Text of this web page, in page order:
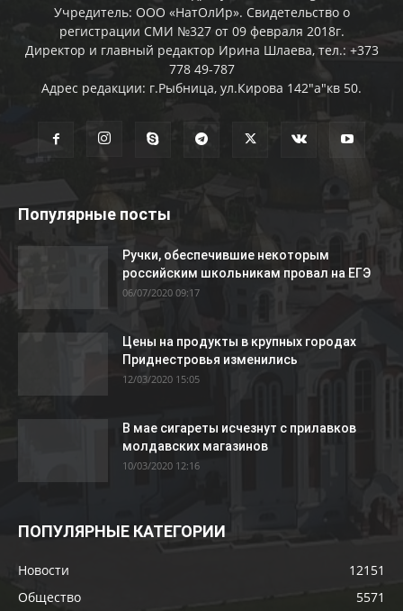
Учредитель: ООО «НатОлИр». Свидетельство о
регистрации СМИ №327 от 09 февраля 2018г.
Директор и главный редактор Ирина Шлаева, тел.: +373
778 49-787
Адрес редакции: г.Рыбница, ул.Кирова 142"а"кв 50.
Популярные посты
Ручки, обеспечившие некоторым
российским школьникам провал на ЕГЭ
06/07/2020 09:17
Цены на продукты в крупных городах
Приднестровья изменились
12/03/2020 15:05
В мае сигареты исчезнут с прилавков
молдавских магазинов
10/03/2020 12:16
ПОПУЛЯРНЫЕ КАТЕГОРИИ
Новости
12151
Общество
5571